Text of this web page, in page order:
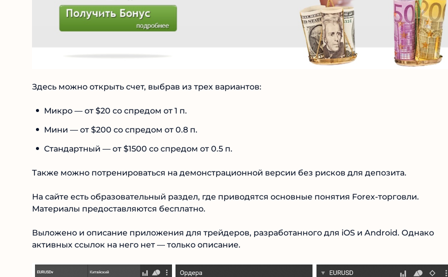
Здесь можно открыть счет, выбрав из трех вариантов:
Микро — от $20 со спредом от 1 п.
Мини — от $200 со спредом от 0.8 п.
Стандартный — от $1500 со спредом от 0.5 п.
Также можно потренироваться на демонстрационной версии без рисков для депозита.
На сайте есть образовательный раздел, где приводятся основные понятия Forex-торговли.
Материалы предоставляются бесплатно.
Выложено и описание приложения для трейдеров, разработанного для iOS и Android. Однако
активных ссылок на него нет — только описание.